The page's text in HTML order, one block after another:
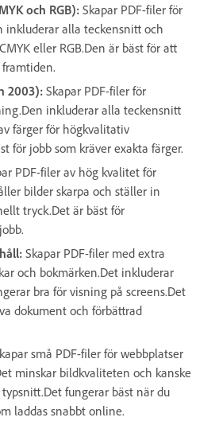
och RGB): Skapar PDF-filer för
inkluderar alla teckensnitt och
eller RGB.Den är bäst för att
2003): Skapar PDF-filer för
inkluderar alla teckensnitt
färger för högkvalitativ
för jobb som kräver exakta färger.
PDF-filer av hög kvalitet för
bilder skarpa och ställer in
tryck.Det är bäst för
Skapar PDF-filer med extra
och bokmärken.Det inkluderar
bra för visning på screens.Det
dokument och förbättrad
små PDF-filer för webbplatser
minskar bildkvaliteten och kanske
fungerar bäst när du
laddas snabbt online.